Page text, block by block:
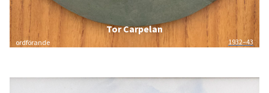
Tor Carpelan
ordförande 1932–43